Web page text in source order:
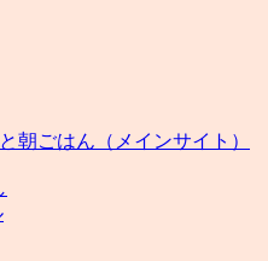
朝ごはん（メインサイト）